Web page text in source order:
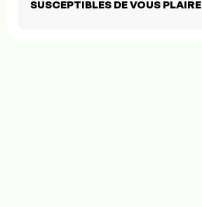
SUSCEPTIBLES DE VOUS PLAIRE